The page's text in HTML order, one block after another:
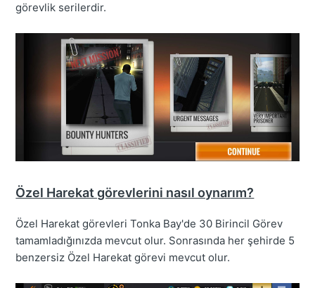
görevlik serilerdir.
Özel Harekat görevlerini nasıl oynarım?
Özel Harekat görevleri Tonka Bay'de 30 Birincil Görev
tamamladığınızda mevcut olur. Sonrasında her şehirde 5
benzersiz Özel Harekat görevi mevcut olur.